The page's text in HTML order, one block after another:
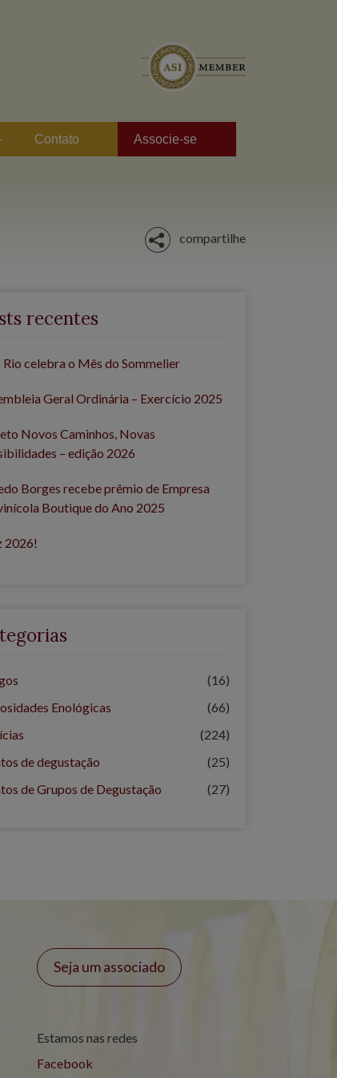
Contato Associe-se
compartilhe
recentes
Rio celebra o Mês do Sommelier
Geral Ordinária – Exercício 2025
Novos Caminhos, Novas
– edição 2026
Borges recebe prêmio de Empresa
Boutique do Ano 2025
2026!
(16)
Enológicas
(66)
(224)
de degustação
(25)
de Grupos de Degustação
(27)
Seja um associado
Estamos nas redes
Facebook